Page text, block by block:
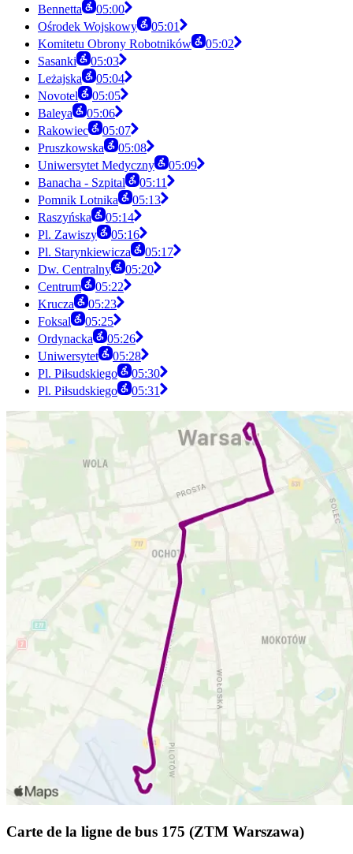
Bennetta
05:00
Ośrodek Wojskowy
05:01
Komitetu Obrony Robotników
05:02
Sasanki
05:03
Leżajska
05:04
Novotel
05:05
Baleya
05:06
Rakowiec
05:07
Pruszkowska
05:08
Uniwersytet Medyczny
05:09
Banacha - Szpital
05:11
Pomnik Lotnika
05:13
Raszyńska
05:14
Pl. Zawiszy
05:16
Pl. Starynkiewicza
05:17
Dw. Centralny
05:20
Centrum
05:22
Krucza
05:23
Foksal
05:25
Ordynacka
05:26
Uniwersytet
05:28
Pl. Piłsudskiego
05:30
Pl. Piłsudskiego
05:31
Carte de la ligne de bus 175 (ZTM Warszawa)